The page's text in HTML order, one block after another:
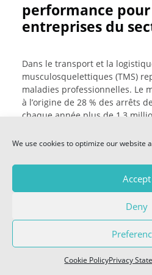
We use cookies to optimize our website
Accept
Deny
Cookie PolicyPrivacy
performance
entreprises du
Dans le transport et la
musculosquelettiques (TMS)
maladies professionnelles. Le
à l’origine de 28 % des arrêts
chaque année plus de 1,3
l’organisation des équipes.
l’Assurance Maladie – Risques
investissements destinés à
physiques : équipements de
ergonomiques, aménagements
ciblées…
E-
—
—
COOKIE